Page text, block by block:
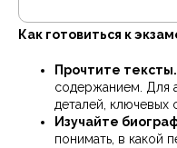
Как готовиться к
Прочтите тексты.
содержанием. Для
деталей, ключевых
Изучайте
понимать, в какой